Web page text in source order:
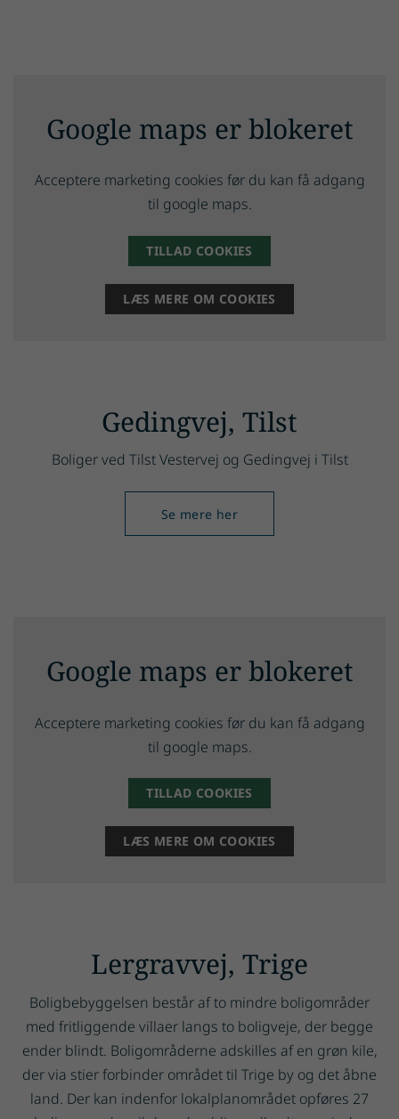
Google maps er blokeret
Acceptere marketing cookies før du kan få adgang
til google maps.
TILLAD COOKIES
LÆS MERE OM COOKIES
Gedingvej, Tilst
Boliger ved Tilst Vestervej og Gedingvej i Tilst
Se mere her
Google maps er blokeret
Acceptere marketing cookies før du kan få adgang
til google maps.
TILLAD COOKIES
LÆS MERE OM COOKIES
Lergravvej, Trige
Boligbebyggelsen består af to mindre boligområder
med fritliggende villaer langs to boligveje, der begge
ender blindt. Boligområderne adskilles af en grøn kile,
der via stier forbinder området til Trige by og det åbne
land. Der kan indenfor lokalplanområdet opføres 27